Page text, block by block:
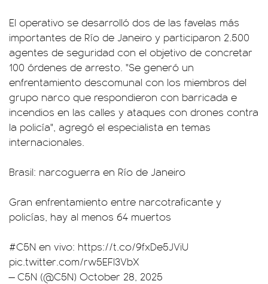
El operativo se desarrolló dos de las favelas más
importantes de Río de Janeiro y participaron 2.500
agentes de seguridad con el objetivo de concretar
100 órdenes de arresto. "Se generó un
enfrentamiento descomunal con los miembros del
grupo narco que respondieron con barricada e
incendios en las calles y ataques con drones contra
la policía", agregó el especialista en temas
internacionales.
Brasil: narcoguerra en Río de Janeiro
Gran enfrentamiento entre narcotraficante y
policías, hay al menos 64 muertos
#C5N en vivo: https://t.co/9fxDe5JViU
pic.twitter.com/rw5EFl3VbX
— C5N (@C5N) October 28, 2025